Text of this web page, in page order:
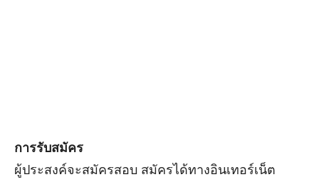
การรับสมัคร
ผู้ประสงค์จะสมัครสอบ สมัครได้ทางอินเทอร์เน็ต